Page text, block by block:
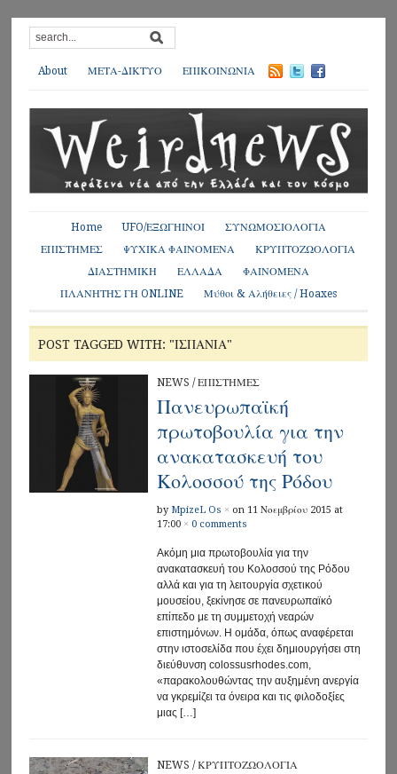
About ΜΕΤΑ-ΔΙΚΤΥΟ ΕΠΙΚΟΙΝΩΝΙΑ
Home UFO/ΕΞΩΓΗΙΝΟΙ
ΣΥΝΩΜΟΣΙΟΛΟΓΙΑ
ΕΠΙΣΤΗΜΕΣ
ΨΥΧΙΚΑ ΦΑΙΝΟΜΕΝΑ
ΚΡΥΠΤΟΖΩΟΛΟΓΙΑ
ΔΙΑΣΤΗΜΙΚΗ
ΕΛΛΑΔΑ
ΦΑΙΝΟΜΕΝΑ
ΠΛΑΝΗΤΗΣ ΓΗ ONLINE
Μύθοι & Αλήθειες / Hoaxes
POST TAGGED WITH: "ΙΣΠΑΝΊΑ"
NEWS /ΕΠΙΣΤΗΜΕΣ
Πανευρωπαϊκή
πρωτοβουλία για την
ανακατασκευή του
Κολοσσού της Ρόδου
by MpizeL Os × on 11 Νοεμβρίου 2015 at
17:00 × 0 comments
Aκόμη μια πρωτοβουλία για την
ανακατασκευή του Κολοσσού της Ρόδου
αλλά και για τη λειτουργία σχετικού
μουσείου, ξεκίνησε σε πανευρωπαϊκό
επίπεδο με τη συμμετοχή νεαρών
επιστημόνων. Η ομάδα, όπως αναφέρεται
στην ιστοσελίδα που έχει δημιουργήσει στη
διεύθυνση colossusrhodes.com,
«παρακολουθώντας την αυξημένη ανεργία
να γκρεμίζει τα όνειρα και τις φιλοδοξίες
μιας […]
NEWS /ΚΡΥΠΤΟΖΩΟΛΟΓΙΑ